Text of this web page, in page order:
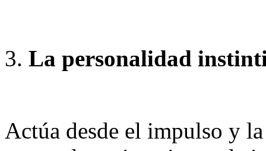
La personalidad
Actúa desde el impulso y